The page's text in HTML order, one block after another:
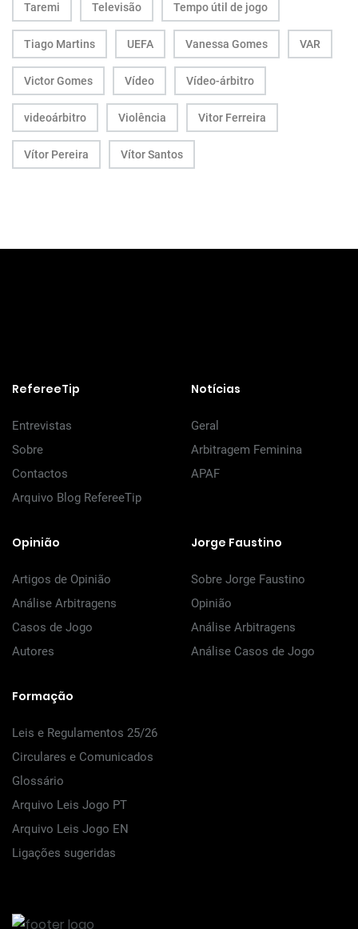
Taremi Televisão Tempo útil de jogo
Tiago Martins UEFA Vanessa Gomes VAR
Victor Gomes Vídeo Vídeo-árbitro
videoárbitro Violência Vitor Ferreira
Vítor Pereira Vítor Santos
RefereeTip
Entrevistas
Sobre
Contactos
Arquivo Blog RefereeTip
Notícias
Geral
Arbitragem Feminina
APAF
Opinião
Artigos de Opinião
Análise Arbitragens
Casos de Jogo
Autores
Jorge Faustino
Sobre Jorge Faustino
Opinião
Análise Arbitragens
Análise Casos de Jogo
Formação
Leis e Regulamentos 25/26
Circulares e Comunicados
Glossário
Arquivo Leis Jogo PT
Arquivo Leis Jogo EN
Ligações sugeridas